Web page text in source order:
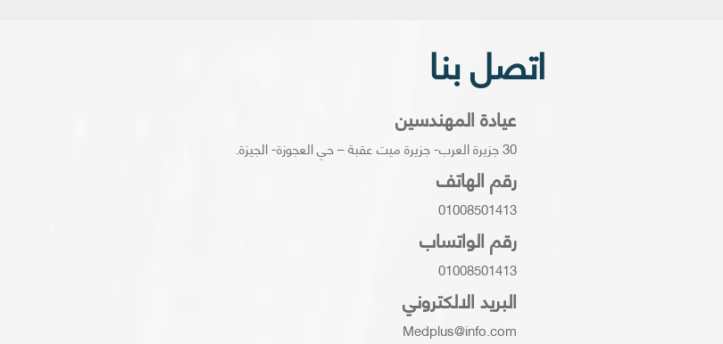
اتصل بنا
عيادة المهندسين
30 جزيرة العرب- جزيرة ميت عقبة – حي العجوزة- الجيزة.
رقم الهاتف
01008501413
رقم الواتساب
01008501413
البريد الالكتروني
Medplus@info.com